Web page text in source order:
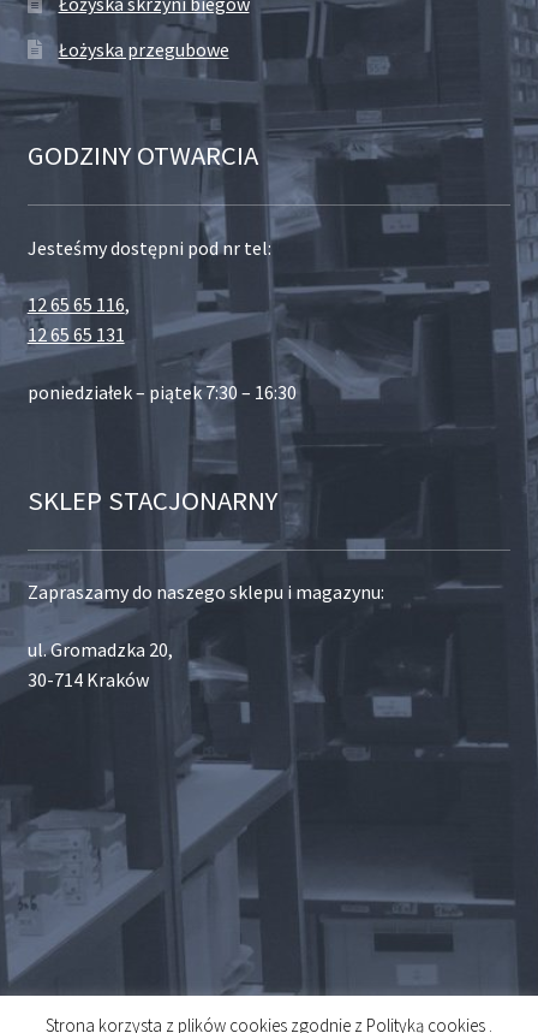
Łożyska przegubowe
GODZINY OTWARCIA
Jesteśmy dostępni pod nr tel:
12 65 65 116,
12 65 65 131
poniedziałek – piątek 7:30 – 16:30
SKLEP STACJONARNY
Zapraszamy do naszego sklepu i magazynu:
ul. Gromadzka 20,
30-714 Kraków
Strona korzysta z plików cookies zgodnie z Polityką cookies .